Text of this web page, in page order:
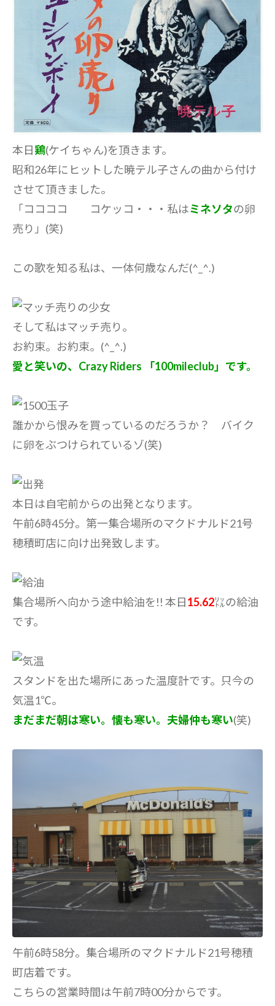
本日鶏(ケイちゃん)を頂きます。
昭和26年にヒットした暁テル子さんの曲から付け
させて頂きました。
「ココココ コケッコ・・・私はミネソタの卵
売り」(笑)
この歌を知る私は、一体何歳なんだ(^_^.)
そして私はマッチ売り。
お約束。お約束。(^_^.)
愛と笑いの、Crazy Riders 「100mileclub」です。
誰かから恨みを買っているのだろうか？ バイク
に卵をぶつけられているゾ(笑)
本日は自宅前からの出発となります。
午前6時45分。第一集合場所のマクドナルド21号
穂積町店に向け出発致します。
集合場所へ向かう途中給油を!! 本日15.62㍑の給油
です。
スタンドを出た場所にあった温度計です。只今の
気温1℃。
まだまだ朝は寒い。懐も寒い。夫婦仲も寒い(笑)
午前6時58分。集合場所のマクドナルド21号穂積
町店着です。
こちらの営業時間は午前7時00分からです。